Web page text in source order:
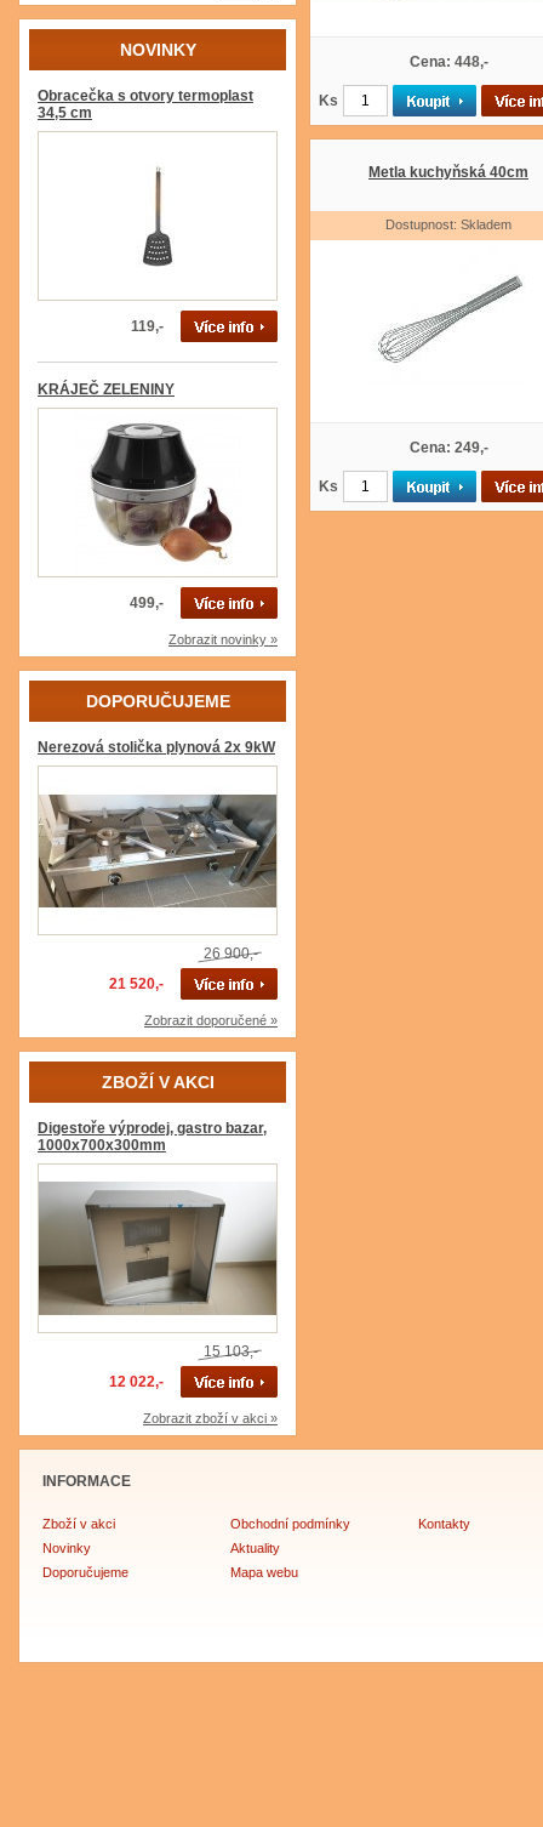
NOVINKY
Obracečka s otvory termoplast
34,5 cm
119,-
KRÁJEČ ZELENINY
499,-
Zobrazit novinky »
DOPORUČUJEME
Nerezová stolička plynová 2x 9kW
26 900,-
21 520,-
Zobrazit doporučené »
ZBOŽÍ V AKCI
Digestoře výprodej, gastro bazar,
1000x700x300mm
15 103,-
12 022,-
Zobrazit zboží v akci »
Cena: 448,-
Ks
Metla kuchyňská 40cm
Dostupnost: Skladem
Cena: 249,-
Ks
INFORMACE
Zboží v akci
Novinky
Doporučujeme
Obchodní podmínky
Aktuality
Mapa webu
Kontakty